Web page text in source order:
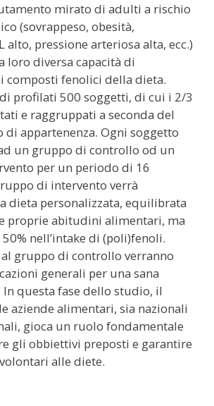
mirato di adulti a rischio
(sovrappeso, obesità,
alto, pressione arteriosa alta, ecc.)
loro diversa capacità di
composti fenolici della dieta.
profilati 500 soggetti, di cui i 2/3
e raggruppati a seconda del
appartenenza. Ogni soggetto
un gruppo di controllo od un
per un periodo di 16
di intervento verrà
dieta personalizzata, equilibrata
proprie abitudini alimentari, ma
nell’intake di (poli)fenoli.
gruppo di controllo verranno
generali per una sana
questa fase dello studio, il
aziende alimentari, sia nazionali
gioca un ruolo fondamentale
gli obbiettivi preposti e garantire
alle diete.